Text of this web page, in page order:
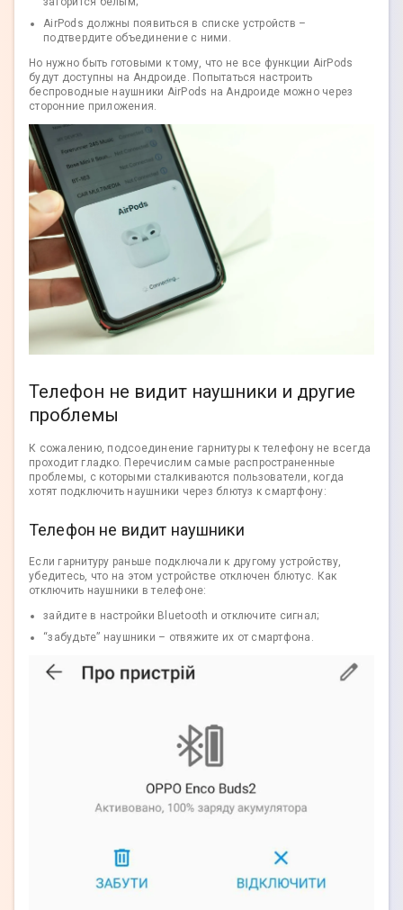
AirPods должны появиться в списке устройств –
подтвердите объединение с ними.
Но нужно быть готовыми к тому, что не все функции AirPods
будут доступны на Андроиде. Попытаться настроить
беспроводные наушники AirPods на Андроиде можно через
сторонние приложения.
Телефон не видит наушники и другие
проблемы
К сожалению, подсоединение гарнитуры к телефону не всегда
проходит гладко. Перечислим самые распространенные
проблемы, с которыми сталкиваются пользователи, когда
хотят подключить наушники через блютуз к смартфону:
Телефон не видит наушники
Если гарнитуру раньше подключали к другому устройству,
убедитесь, что на этом устройстве отключен блютус. Как
отключить наушники в телефоне:
зайдите в настройки Bluetooth и отключите сигнал;
“забудьте” наушники – отвяжите их от смартфона.